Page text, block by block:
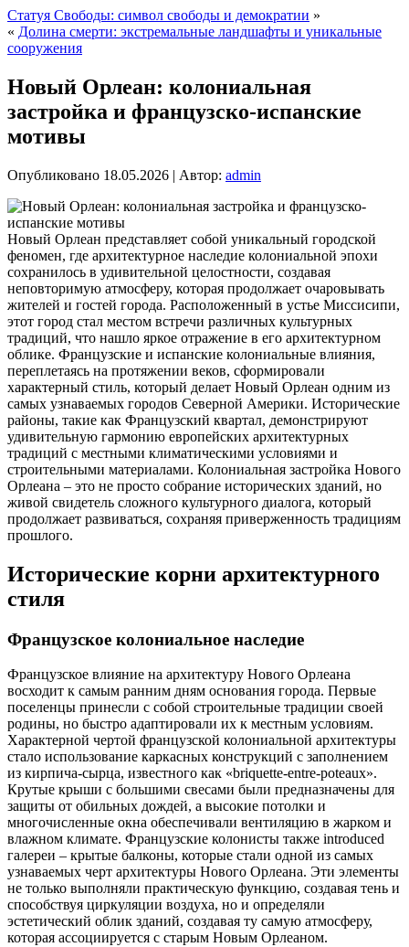
Статуя Свободы: символ свободы и демократии »
« Долина смерти: экстремальные ландшафты и уникальные
сооружения
Новый Орлеан: колониальная
застройка и французско-испанские
мотивы
Опубликовано 18.05.2026 | Автор: admin
Новый Орлеан представляет собой уникальный городской
феномен, где архитектурное наследие колониальной эпохи
сохранилось в удивительной целостности, создавая
неповторимую атмосферу, которая продолжает очаровывать
жителей и гостей города. Расположенный в устье Миссисипи,
этот город стал местом встречи различных культурных
традиций, что нашло яркое отражение в его архитектурном
облике. Французские и испанские колониальные влияния,
переплетаясь на протяжении веков, сформировали
характерный стиль, который делает Новый Орлеан одним из
самых узнаваемых городов Северной Америки. Исторические
районы, такие как Французский квартал, демонстрируют
удивительную гармонию европейских архитектурных
традиций с местными климатическими условиями и
строительными материалами. Колониальная застройка Нового
Орлеана – это не просто собрание исторических зданий, но
живой свидетель сложного культурного диалога, который
продолжает развиваться, сохраняя приверженность традициям
прошлого.
Исторические корни архитектурного
стиля
Французское колониальное наследие
Французское влияние на архитектуру Нового Орлеана
восходит к самым ранним дням основания города. Первые
поселенцы принесли с собой строительные традиции своей
родины, но быстро адаптировали их к местным условиям.
Характерной чертой французской колониальной архитектуры
стало использование каркасных конструкций с заполнением
из кирпича-сырца, известного как «briquette-entre-poteaux».
Крутые крыши с большими свесами были предназначены для
защиты от обильных дождей, а высокие потолки и
многочисленные окна обеспечивали вентиляцию в жарком и
влажном климате. Французские колонисты также introduced
галереи – крытые балконы, которые стали одной из самых
узнаваемых черт архитектуры Нового Орлеана. Эти элементы
не только выполняли практическую функцию, создавая тень и
способствуя циркуляции воздуха, но и определяли
эстетический облик зданий, создавая ту самую атмосферу,
которая ассоциируется с старым Новым Орлеаном.